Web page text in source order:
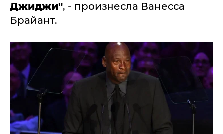
Джиджи", - произнесла Ванесса
Брайант.